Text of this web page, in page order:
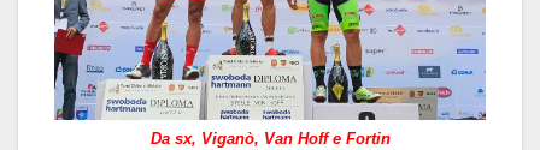
Da sx, Viganò, Van Hoff e Fortin